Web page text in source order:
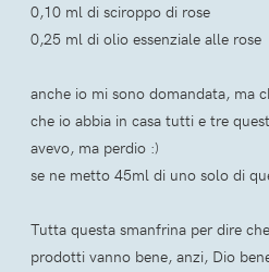
0,10 ml di sciroppo di rose
0,25 ml di olio essenziale alle rose
anche io mi sono domandata, ma
che io abbia in casa tutti e tre
avevo, ma perdio :)
se ne metto 45ml di uno solo di
Tutta questa smanfrina per dire
prodotti vanno bene, anzi, Dio